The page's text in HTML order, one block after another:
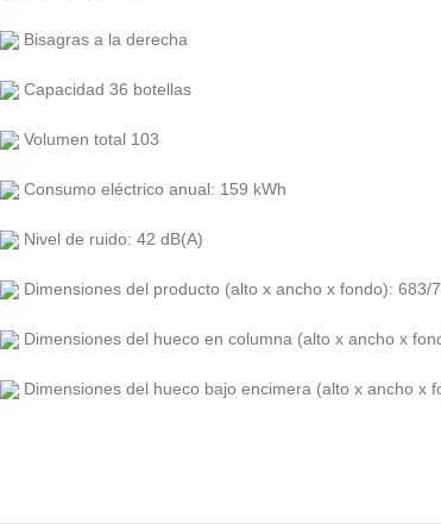
Bisagras a la derecha
Capacidad 36 botellas
Volumen total 103
Consumo eléctrico anual: 159 kWh
Nivel de ruido: 42 dB(A)
Dimensiones del producto (alto x ancho x fondo): 683/
Dimensiones del hueco en columna (alto x ancho x
Dimensiones del hueco bajo encimera (alto x ancho x